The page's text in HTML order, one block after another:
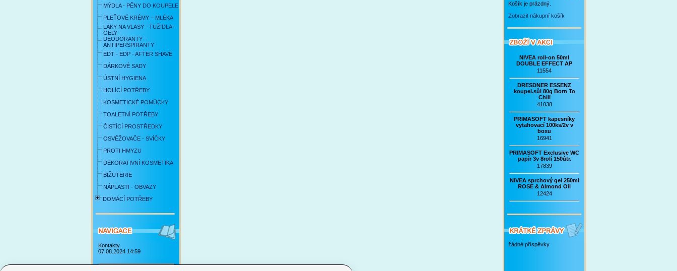
MÝDLA - PĚNY DO KOUPELE
PLEŤOVÉ KRÉMY – MLÉKA
LAKY NA VLASY - TUŽIDLA -
GELY
DEODORANTY -
ANTIPERSPIRANTY
EDT - EDP - AFTER SHAVE
DÁRKOVÉ SADY
ÚSTNÍ HYGIENA
HOLÍCÍ POTŘEBY
KOSMETICKÉ POMŮCKY
TOALETNÍ POTŘEBY
ČISTÍCÍ PROSTŘEDKY
OSVĚŽOVAČE - SVÍČKY
PROTI HMYZU
DEKORATIVNÍ KOSMETIKA
BIŽUTERIE
NÁPLASTI - OBVAZY
DOMÁCÍ POTŘEBY
Kontakty
07.08.2024 14:59
Košík je prázdný.
Zobrazit nákupní košík
NIVEA roll-on 50ml
DOUBLE EFFECT AP
11554
DRESDNER ESSENZ
koupel.sůl 80g Born To
Chill
41038
PRIMASOFT kapesníky
vytahovací 100ks/2v v
boxu
16941
PRIMASOFT Exclusive WC
papír 3v 8rolí 150útr.
17839
NIVEA sprchový gel 250ml
ROSE & Almond Oil
12424
žádné příspěvky